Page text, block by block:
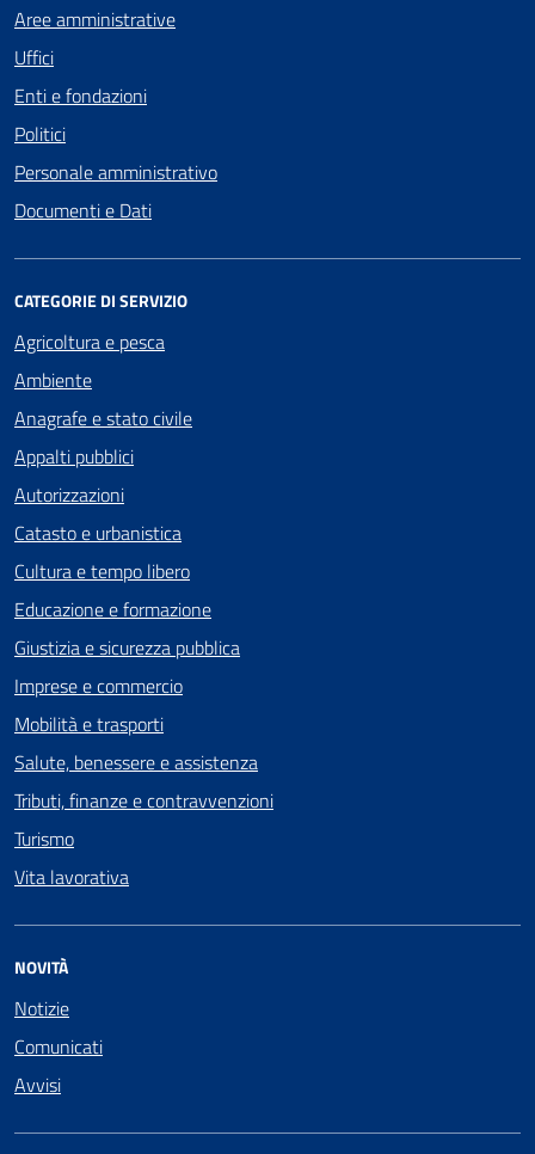
Aree amministrative
Uffici
Enti e fondazioni
Politici
Personale amministrativo
Documenti e Dati
CATEGORIE DI SERVIZIO
Agricoltura e pesca
Ambiente
Anagrafe e stato civile
Appalti pubblici
Autorizzazioni
Catasto e urbanistica
Cultura e tempo libero
Educazione e formazione
Giustizia e sicurezza pubblica
Imprese e commercio
Mobilità e trasporti
Salute, benessere e assistenza
Tributi, finanze e contravvenzioni
Turismo
Vita lavorativa
NOVITÀ
Notizie
Comunicati
Avvisi